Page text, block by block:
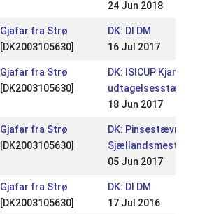
24 Jun 2018
Gjafar fra Strø
[DK2003105630]
DK: DI DM
16 Jul 2017
Gjafar fra Strø
[DK2003105630]
DK: ISICUP Kjarni DI
udtagelsesstævne
18 Jun 2017
Gjafar fra Strø
[DK2003105630]
DK: Pinsestævnet /
05 Jun 2017
Gjafar fra Strø
[DK2003105630]
DK: DI DM
17 Jul 2016